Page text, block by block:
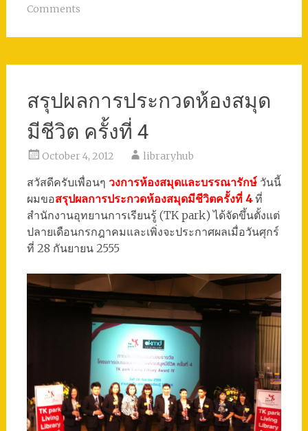
Comments
สรุปผลการประกวดห้องสมุด
มีชีวิต ครั้งที่ 4
October 4, 2012 libraryhub
สวัสดีครับเพื่อนๆ วงการห้องสมุดและบรรณารักษ์วันนี้
ผมขอสรุปผลการประกวดห้องสมุดมีชีวิตครั้งที่ 4ที่
สำนักงานอุทยานการเรียนรู้ (TK park) ได้จัดขึ้นตั้งแต่
ปลายเดือนกรกฎาคมและเพิ่งจะประกาศผลเมื่อวันศุกร์
ที่ 28 กันยายน 2555